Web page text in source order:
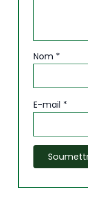
Nom *
E-mail *